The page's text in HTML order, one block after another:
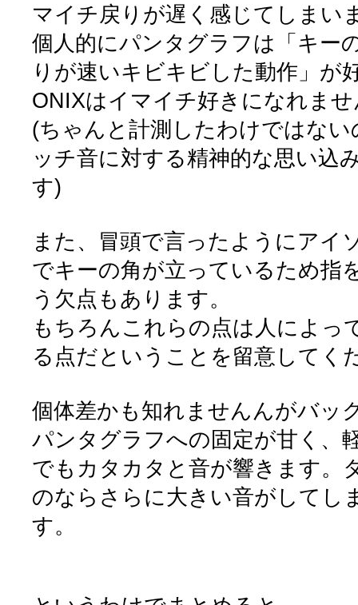
マイチ戻りが遅く感じてしまい
個人的にパンタグラフは「キー
りが速いキビキビした動作」が
ONIXはイマイチ好きになれま
(ちゃんと計測したわけではな
ッチ音に対する精神的な思い込
す)
また、冒頭で言ったようにアイ
でキーの角が立っているため指
う欠点もあります。
もちろんこれらの点は人によっ
る点だということを留意してく
個体差かも知れませんんがバッ
パンタグラフへの固定が甘く、
でもカタカタと音が響きます。
のならさらに大きい音がしてし
す。